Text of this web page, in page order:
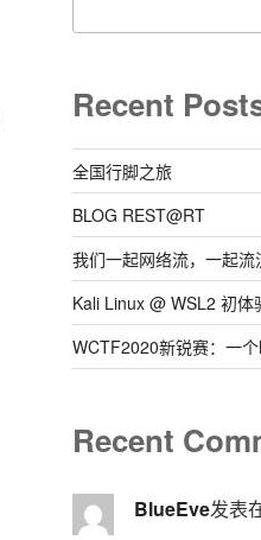
Recent
全国行脚之旅
BLOG REST@RT
我们一起网络流，一起流
Kali Linux @ WSL2 初体
WCTF2020新锐赛：一
Recent
BlueEve发表